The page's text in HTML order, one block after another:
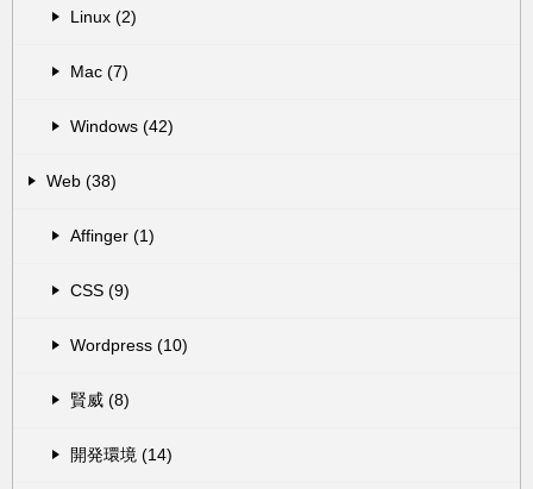
Linux (2)
Mac (7)
Windows (42)
Web (38)
Affinger (1)
CSS (9)
Wordpress (10)
賢威 (8)
開発環境 (14)